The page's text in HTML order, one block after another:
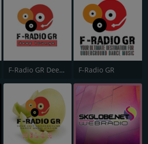
F-Radio GR Deep House F-Radio GR